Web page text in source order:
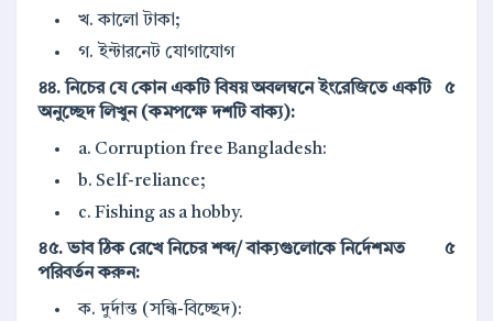
খ. কালো টাকা;
গ. ইন্টারনেট যোগাযোগ
৪৪. নিচের যে কোন একটি বিষয় অবলম্বনে ইংরেজিতে একটি
অনুচ্ছেদ লিখুন (কমপক্ষে দশটি বাক্য):
৫
a. Corruption free Bangladesh:
b. Self-reliance;
c. Fishing as a hobby.
৪৫. ভাব ঠিক রেখে নিচের শব্দ/ বাক্যগুলোকে নির্দেশমত
পরিবর্তন করুন:
৫
ক. দুর্দান্ত (সন্ধি-বিচ্ছেদ):